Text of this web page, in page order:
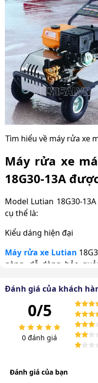
Tìm hiểu về máy rửa xe
Máy rửa xe
18G30-13A
Model Lutian 18G30-
cụ thể là:
Kiểu dáng hiện đại
Máy rửa xe Lutian
gàng, dễ dàng bảo
mà không gặp khó
Đánh giá của khách
0/5
0 đánh giá
Đánh giá của bạn